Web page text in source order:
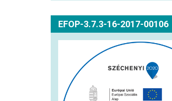
EFOP-3.7.3-16-2017-00106